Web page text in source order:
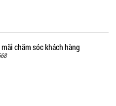
chăm sóc khách hàng